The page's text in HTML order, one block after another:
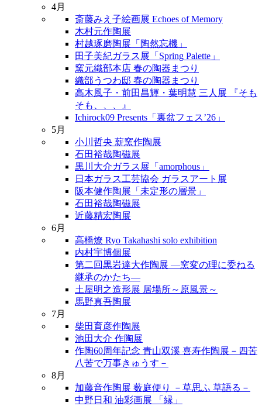
4月
斎藤みえ子絵画展 Echoes of Memory
木村元作陶展
村越琢磨陶展「陶然忘機」
田子美紀ガラス展「Spring Palette」
窯元織部本店 春の陶器まつり
織部うつわ邸 春の陶器まつり
高木風子・前田昌輝・葉明慧 三人展 『そも
そも、、、』
Ichirock09 Presents「裏盆フェス’26」
5月
小川哲央 薪窯作陶展
石田裕哉陶磁展
黒川大介ガラス展「amorphous」
日本ガラス工芸協会 ガラスアート展
阪本健作陶展「未定形の層景」
石田裕哉陶磁展
近藤精宏陶展
6月
高橋燎 Ryo Takahashi solo exhibition
内村宇博個展
第二回黒岩達大作陶展 ―窯変の理に委ねる
継承のかたち―
土屋明之造形展 居場所～原風景～
馬野真吾陶展
7月
柴田育彦作陶展
池田大介 作陶展
作陶60周年記念 青山双溪 喜寿作陶展－四苦
八苦で万事きゅうす－
8月
加藤音作陶展 薮庭便り －草思ふ 草語る－
中野日和 油彩画展 「縁」